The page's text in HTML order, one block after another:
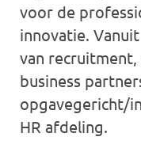
voor de
innovatie.
van recruitment,
business
opgavegericht/
HR afdeling.